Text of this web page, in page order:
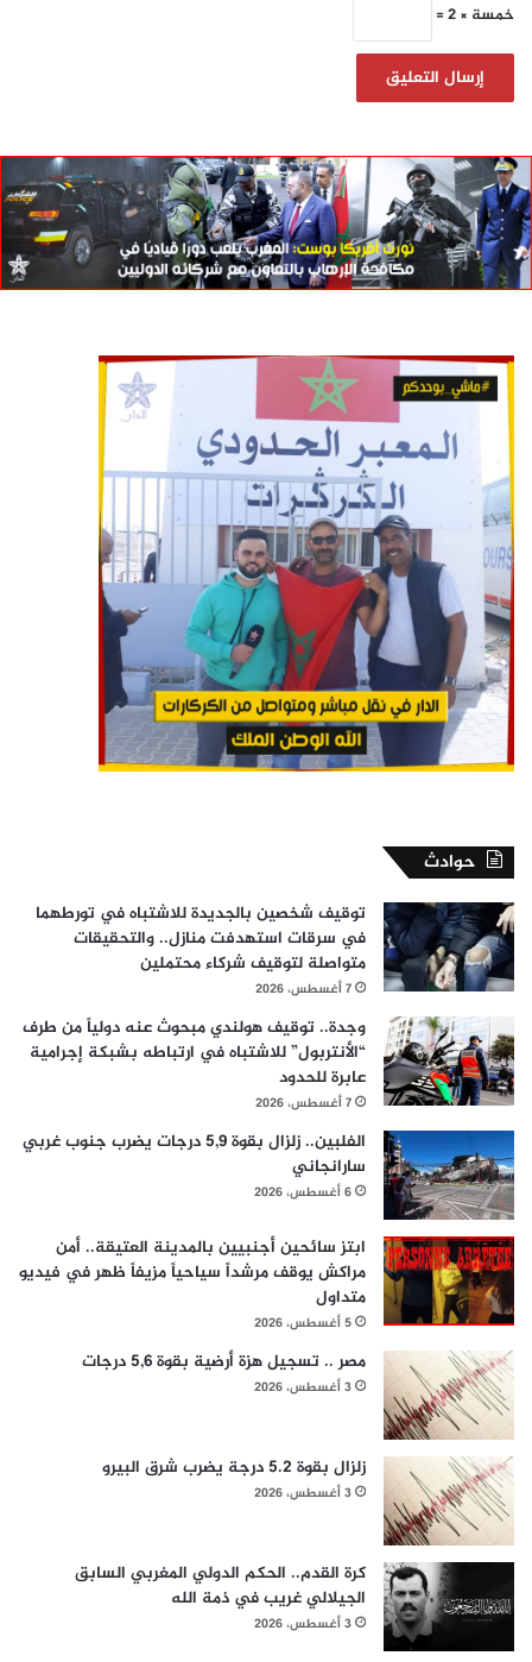
خمسة × 2 =
حوادث
توقيف شخصين بالجديدة للاشتباه في تورطهما
في سرقات استهدفت منازل.. والتحقيقات
متواصلة لتوقيف شركاء محتملين
7 أغسطس، 2026
وجدة.. توقيف هولندي مبحوث عنه دولياً من طرف
“الأنتربول” للاشتباه في ارتباطه بشبكة إجرامية
عابرة للحدود
7 أغسطس، 2026
الفلبين.. زلزال بقوة 5,9 درجات يضرب جنوب غربي
سارانجاني
6 أغسطس، 2026
ابتز سائحين أجنبيين بالمدينة العتيقة.. أمن
مراكش يوقف مرشداً سياحياً مزيفاً ظهر في فيديو
متداول
5 أغسطس، 2026
مصر .. تسجيل هزة أرضية بقوة 5,6 درجات
3 أغسطس، 2026
زلزال بقوة 5.2 درجة يضرب شرق البيرو
3 أغسطس، 2026
كرة القدم.. الحكم الدولي المغربي السابق
الجيلالي غريب في ذمة الله
3 أغسطس، 2026